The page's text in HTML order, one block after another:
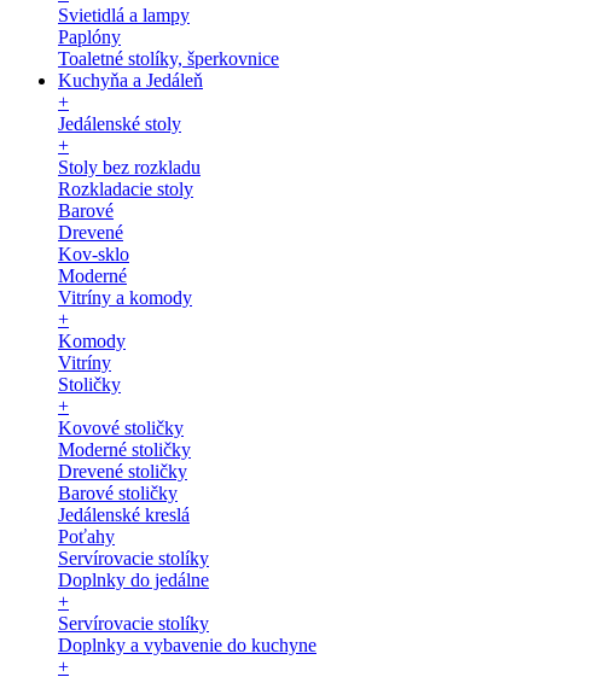
Svietidlá a lampy
Paplóny
Toaletné stolíky, šperkovnice
Kuchyňa a Jedáleň
+
Jedálenské stoly
+
Stoly bez rozkladu
Rozkladacie stoly
Barové
Drevené
Kov-sklo
Moderné
Vitríny a komody
+
Komody
Vitríny
Stoličky
+
Kovové stoličky
Moderné stoličky
Drevené stoličky
Barové stoličky
Jedálenské kreslá
Poťahy
Servírovacie stolíky
Doplnky do jedálne
+
Servírovacie stolíky
Doplnky a vybavenie do kuchyne
+